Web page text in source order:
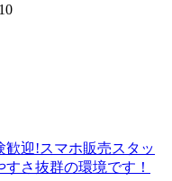
歓迎!スマホ販売スタッ
さ抜群の環境です！